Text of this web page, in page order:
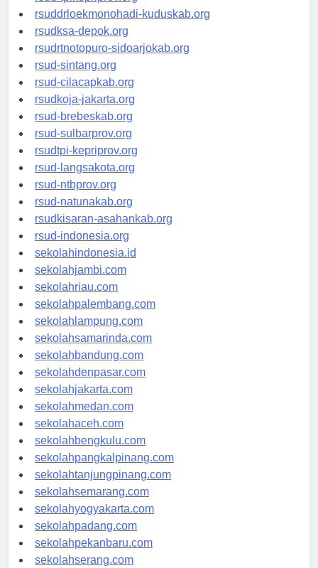
rsud-tpikepriprov.org
rsuddrloekmonohadi-kuduskab.org
rsudksa-depok.org
rsudrtnotopuro-sidoarjokab.org
rsud-sintang.org
rsud-cilacapkab.org
rsudkoja-jakarta.org
rsud-brebeskab.org
rsud-sulbarprov.org
rsudtpi-kepriprov.org
rsud-langsakota.org
rsud-ntbprov.org
rsud-natunakab.org
rsudkisaran-asahankab.org
rsud-indonesia.org
sekolahindonesia.id
sekolahjambi.com
sekolahriau.com
sekolahpalembang.com
sekolahlampung.com
sekolahsamarinda.com
sekolahbandung.com
sekolahdenpasar.com
sekolahjakarta.com
sekolahmedan.com
sekolahaceh.com
sekolahbengkulu.com
sekolahpangkalpinang.com
sekolahtanjungpinang.com
sekolahsemarang.com
sekolahyogyakarta.com
sekolahpadang.com
sekolahpekanbaru.com